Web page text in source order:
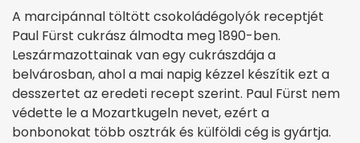
A marcipánnal töltött csokoládégolyók receptjét
Paul Fürst cukrász álmodta meg 1890-ben.
Leszármazottainak van egy cukrászdája a
belvárosban, ahol a mai napig kézzel készítik ezt a
desszertet az eredeti recept szerint. Paul Fürst nem
védette le a Mozartkugeln nevet, ezért a
bonbonokat több osztrák és külföldi cég is gyártja.